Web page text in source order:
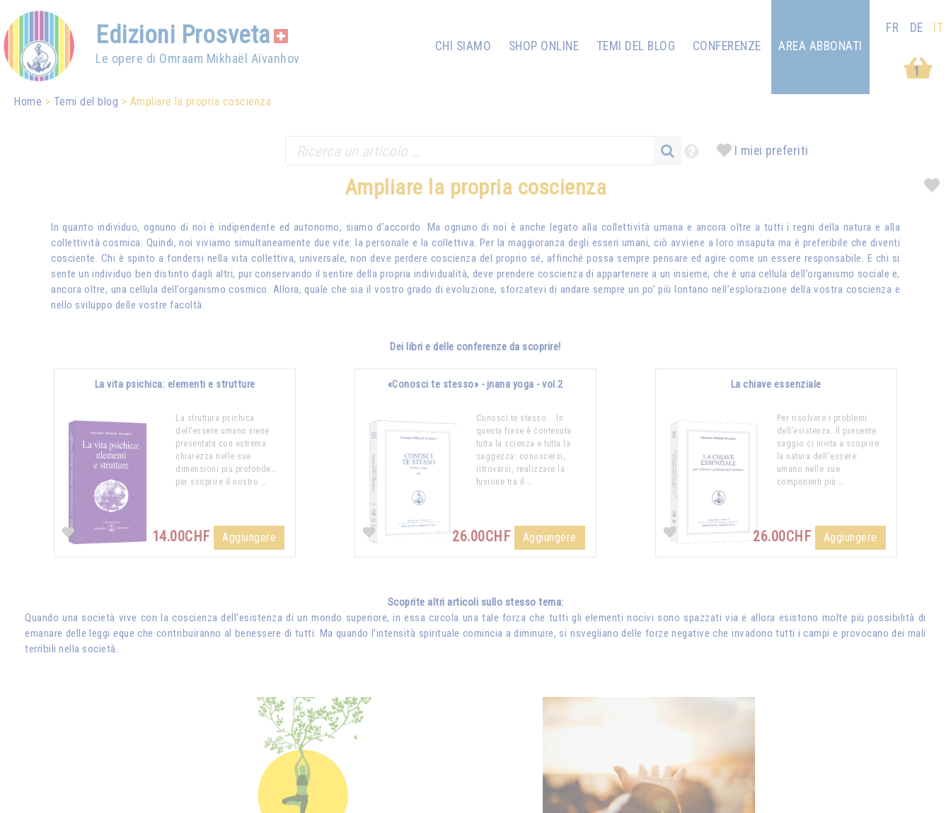
Edizioni Prosveta
Le opere di Omraam Mikhaël Aïvanhov
CHI SIAMO SHOP ONLINE TEMI DEL BLOG
CONFERENZE
1
AREA ABBONATI
FR DE IT
Home Temi del blog Ampliare la propria coscienza
I miei preferiti
Ampliare la propria coscienza
In quanto individuo, ognuno di noi è indipendente ed autonomo, siamo d’accordo. Ma ognuno di noi è anche legato alla collettività umana e ancora oltre a tutti i regni della natura e alla
collettività cosmica. Quindi, noi viviamo simultaneamente due vite: la personale e la collettiva. Per la maggioranza degli esseri umani, ciò avviene a loro insaputa ma è preferibile che diventi
cosciente. Chi è spinto a fondersi nella vita collettiva, universale, non deve perdere coscienza del proprio sé, affinché possa sempre pensare ed agire come un essere responsabile. E chi si
sente un individuo ben distinto dagli altri, pur conservando il sentire della propria individualità, deve prendere coscienza di appartenere a un insieme, che è una cellula dell’organismo sociale e,
ancora oltre, una cellula dell’organismo cosmico. Allora, quale che sia il vostro grado di evoluzione, sforzatevi di andare sempre un po’ più lontano nell’esplorazione della vostra coscienza e
nello sviluppo delle vostre facoltà.
Dei libri e delle conferenze da scoprire!
La vita psichica: elementi e strutture
La struttura psichica
dell’essere umano viene
presentata con estrema
chiarezza nelle sue
dimensioni più profonde…
per scoprire il nostro …
14.00CHF Aggiungere
«Conosci te stesso» - jnana yoga - vol.2
Conosci te stesso... In
questa frase è contenuta
tutta la scienza e tutta la
saggezza: conoscersi,
ritrovarsi, realizzare la
fusione tra il …
26.00CHF Aggiungere
La chiave essenziale
Per risolvere i problemi
dell’esistenza. Il presente
saggio ci invita a scoprire
la natura dell'essere
umano nelle sue
componenti più …
26.00CHF Aggiungere
Scoprite altri articoli sullo stesso tema:
Quando una società vive con la coscienza dell’esistenza di un mondo superiore, in essa circola una tale forza che tutti gli elementi nocivi sono spazzati via e allora esistono molte più possibilità di
emanare delle leggi eque che contribuiranno al benessere di tutti. Ma quando l’intensità spirituale comincia a diminuire, si risvegliano delle forze negative che invadono tutti i campi e provocano dei mali
terribili nella società.